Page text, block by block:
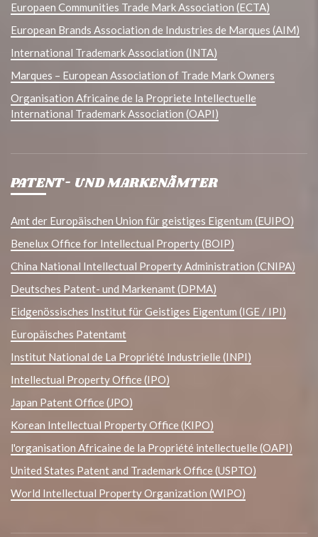
Europaen Communities Trade Mark Association (ECTA)
European Brands Association de Industries de Marques (AIM)
International Trademark Association (INTA)
Marques – European Association of Trade Mark Owners
Organisation Africaine de la Propriete Intellectuelle
International Trademark Association (OAPI)
PATENT- UND MARKENÄMTER
Amt der Europäischen Union für geistiges Eigentum (EUIPO)
Benelux Office for Intellectual Property (BOIP)
China National Intellectual Property Administration (CNIPA)
Deutsches Patent- und Markenamt (DPMA)
Eidgenössisches Institut für Geistiges Eigentum (IGE / IPI)
Europäisches Patentamt
Institut National de La Propriété Industrielle (INPI)
Intellectual Property Office (IPO)
Japan Patent Office (JPO)
Korean Intellectual Property Office (KIPO)
l'organisation Africaine de la Propriété intellectuelle (OAPI)
United States Patent and Trademark Office (USPTO)
World Intellectual Property Organization (WIPO)